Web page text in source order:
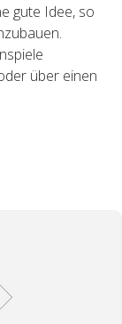
gute Idee, so
über einen